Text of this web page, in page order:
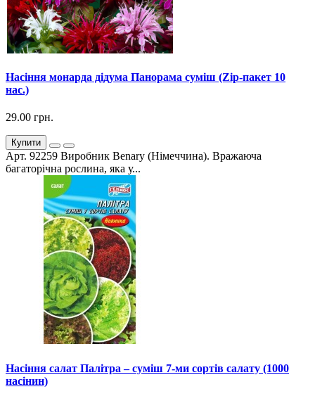
Насіння монарда дідума Панорама суміш (Zip-пакет 10
нас.)
29.00 грн.
Купити
Арт. 92259 Виробник Benary (Німеччина). Вражаюча
багаторічна рослина, яка у...
Насіння салат Палітра – суміш 7-ми сортів салату (1000
насінин)